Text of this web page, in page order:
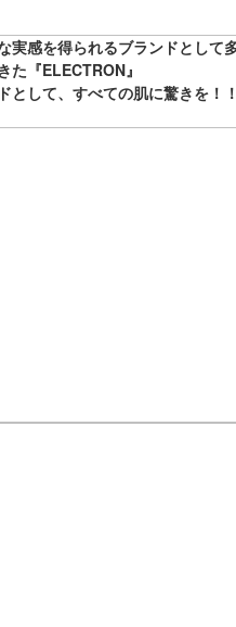
実感を得られるブランドとして
た『ELECTRON』
として、すべての肌に驚きを！！